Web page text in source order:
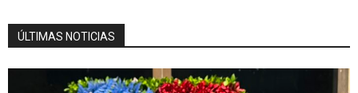
ÚLTIMAS NOTICIAS